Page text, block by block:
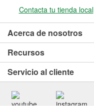
Contacta tu tienda local
Acerca de nosotros
Recursos
Servicio al cliente